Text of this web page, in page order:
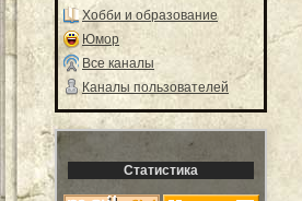
Хобби и образование
Юмор
Все каналы
Каналы пользователей
Статистика